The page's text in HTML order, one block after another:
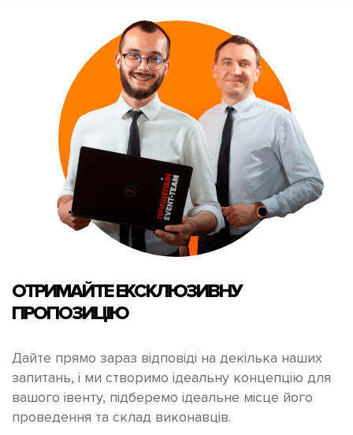
ОТРИМАЙТЕЕКСКЛЮЗИВНУ
ПРОПОЗИЦІЮ
Дайте прямо зараз відповіді на декілька наших
запитань, і ми створимо ідеальну концепцію для
вашого івенту, підберемо ідеальне місце його
проведення та склад виконавців.